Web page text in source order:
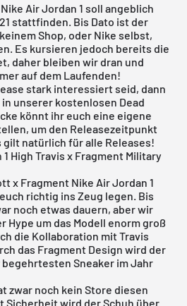
Air Jordan 1 soll angeblich
stattfinden. Bis Dato ist der
Shop, oder Nike selbst,
Es kursieren jedoch bereits die
daher bleiben wir dran und
auf dem Laufenden!
stark interessiert seid, dann
unserer kostenlosen Dead
könnt ihr euch eine eigene
um den Releasezeitpunkt
gilt natürlich für alle Releases!
High Travis x Fragment Military
x Fragment Nike Air Jordan 1
richtig ins Zeug legen. Bis
noch etwas dauern, aber wir
Hype um das Modell enorm groß
die Kollaboration mit Travis
das Fragment Design wird der
Sneaker im Jahr
zwar noch kein Store diesen
Sicherheit wird der Schuh über